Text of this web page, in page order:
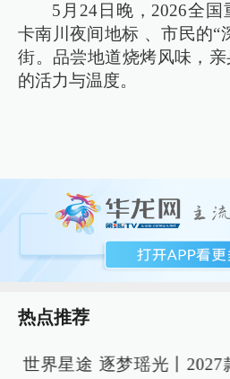
5月24日晚，2026全
卡南川夜间地标 、市民的
街。品尝地道烧烤风味，
的活力与温度。
热点推荐
世界星途 逐梦瑶光丨2027